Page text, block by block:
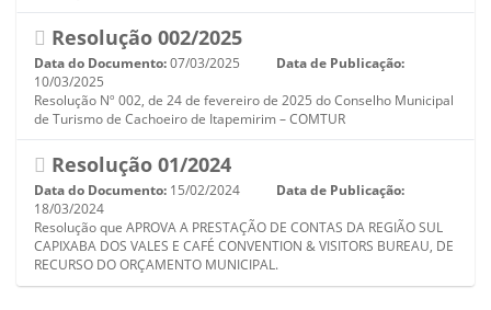
Resolução 002/2025
Data do Documento:07/03/2025
Data de Publicação:
10/03/2025
Resolução Nº 002, de 24 de fevereiro de 2025 do Conselho Municipal
de Turismo de Cachoeiro de Itapemirim – COMTUR
Resolução 01/2024
Data do Documento: 15/02/2024
Data de Publicação:
18/03/2024
Resolução que APROVA A PRESTAÇÃO DE CONTAS DA REGIÃO SUL
CAPIXABA DOS VALES E CAFÉ CONVENTION & VISITORS BUREAU, DE
RECURSO DO ORÇAMENTO MUNICIPAL.